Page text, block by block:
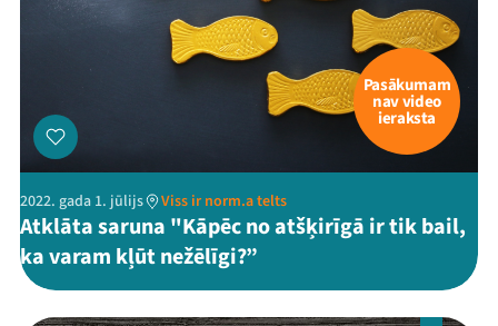
Pasākumam
nav video
ieraksta
2022. gada 1. jūlijs Viss ir norm.a telts
Atklāta saruna "Kāpēc no atšķirīgā ir tik bail,
ka varam kļūt nežēlīgi?”